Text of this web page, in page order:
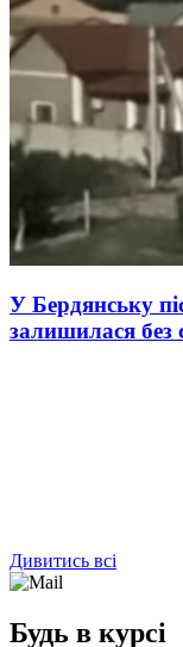
У Бердянську
залишилася без
Дивитись всі
Будь в курсі